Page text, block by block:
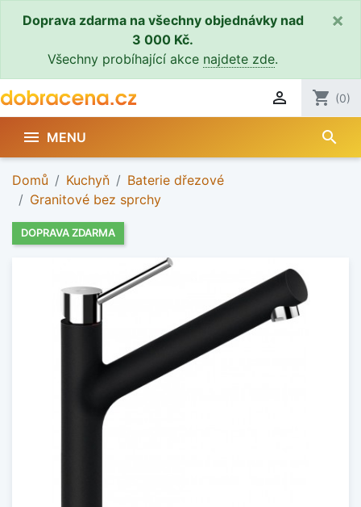
Doprava zdarma na všechny objednávky nad
3 000 Kč.
Všechny probíhající akce najdete zde.
×
 shopping_cart (0)
 MENU search
Domů Kuchyň
Baterie dřezové
Granitové bez sprchy
DOPRAVA ZDARMA